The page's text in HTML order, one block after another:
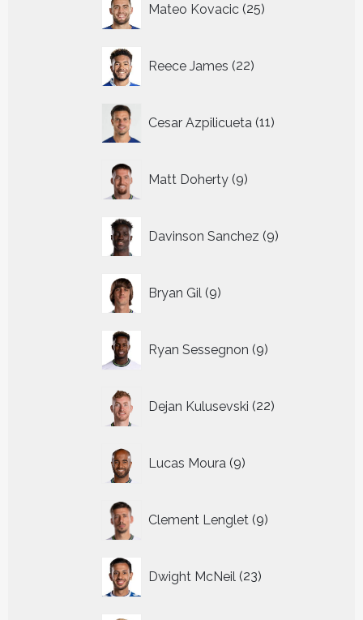
Mateo Kovacic 25
producten
Reece James 22
producten
Cesar Azpilicueta 11
producten
Matt Doherty 9
producten
Davinson Sanchez 9
producten
Bryan Gil 9
producten
Ryan Sessegnon 9
producten
Dejan Kulusevski 22
producten
Lucas Moura 9
producten
Clement Lenglet 9
producten
Dwight McNeil 23
producten